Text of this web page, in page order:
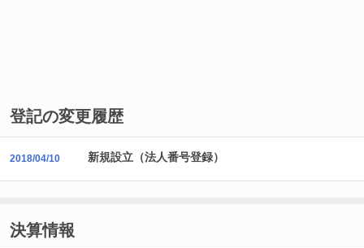
登記の変更履歴
2018/04/10 新規設立（法人番号登録）
決算情報